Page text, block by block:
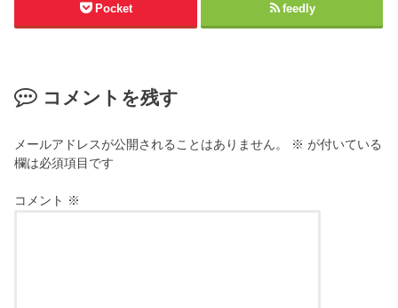
Pocket feedly
コメントを残す
メールアドレスが公開されることはありません。 ※ が付いている
欄は必須項目です
コメント ※